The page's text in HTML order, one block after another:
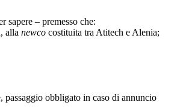
sapere – premesso che:
alla newco costituita tra Atitech e Alenia;
obbligato in caso di annuncio